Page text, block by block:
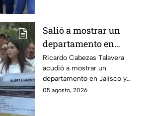
Salió a mostrar un
departamento en
Zapopan y no volvió a
casa: Buscan a Ricardo
Cabezas Talavera en
Jalisco
Ricardo Cabezas Talavera
acudió a mostrar un
departamento en Jalisco y
después desapareció;
05 agosto, 2026